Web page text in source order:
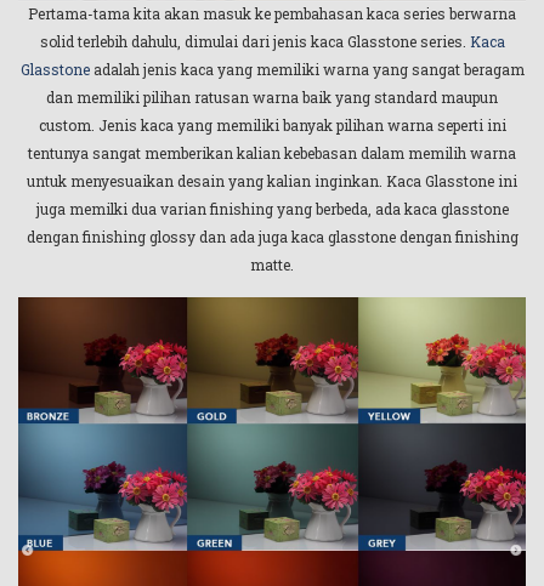
Pertama-tama kita akan masuk ke pembahasan kaca series berwarna
solid terlebih dahulu, dimulai dari jenis kaca Glasstone series. Kaca
Glasstoneadalah jenis kaca yang memiliki warna yang sangat beragam
dan memiliki pilihan ratusan warna baik yang standard maupun
custom. Jenis kaca yang memiliki banyak pilihan warna seperti ini
tentunya sangat memberikan kalian kebebasan dalam memilih warna
untuk menyesuaikan desain yang kalian inginkan. Kaca Glasstone ini
juga memilki dua varian finishing yang berbeda, ada kaca glasstone
dengan finishing glossy dan ada juga kaca glasstone dengan finishing
matte.